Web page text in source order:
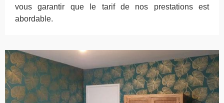
vous garantir que le tarif de nos prestations est
abordable.